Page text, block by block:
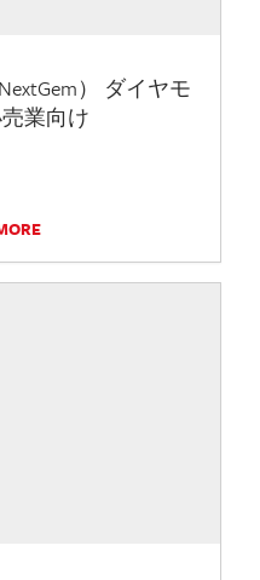
） ダイヤモ
業向け